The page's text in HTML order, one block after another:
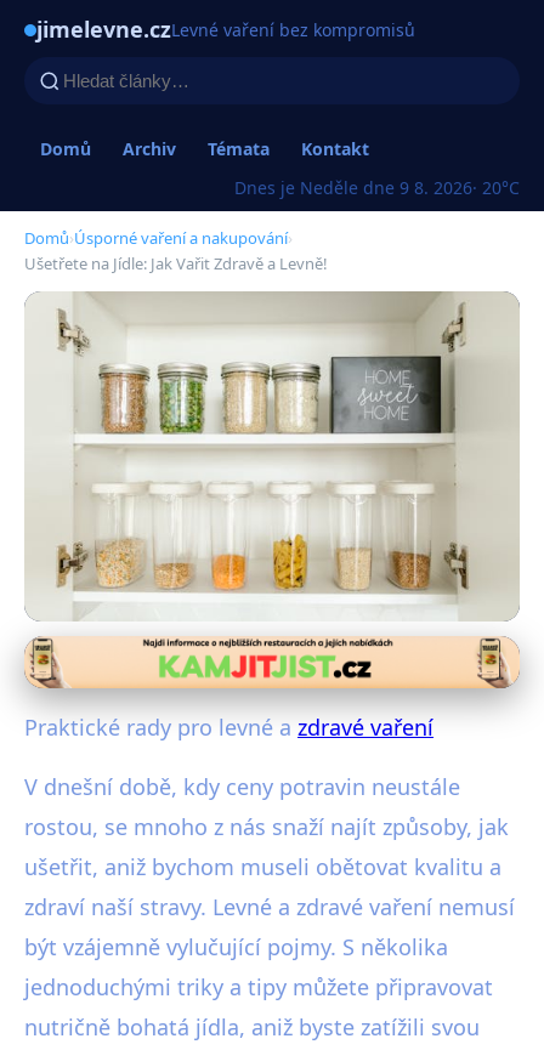
jimelevne.czLevné vaření bez kompromisů
Domů Archiv Témata
Kontakt
Dnes je Neděle dne 9 8. 2026· 20°C
Domů›Úsporné vaření a nakupování›
Ušetřete na Jídle: Jak Vařit Zdravě a Levně!
Úsporné vaření a nakupování
Ušetřete na Jídle: Jak Vařit
· 4 min čtení · Autor: Martina Jelínková
Praktické rady pro levné a zdravé vaření
V dnešní době, kdy ceny potravin neustále
rostou, se mnoho z nás snaží najít způsoby, jak
ušetřit, aniž bychom museli obětovat kvalitu a
zdraví naší stravy. Levné a zdravé vaření nemusí
být vzájemně vylučující pojmy. S několika
jednoduchými triky a tipy můžete připravovat
nutričně bohatá jídla, aniž byste zatížili svou